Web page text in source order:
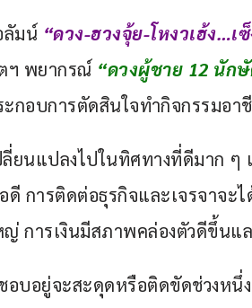
ลัมน์ “ดวง-ฮวงจุ้ย-โหงวเฮ้ง…เ
ฯ พยากรณ์ “ดวงผู้ชาย 12 นัก
ะกอบการตัดสินใจทำกิจกรรมอา
ยนแปลงไปในทิศทางที่ดีมาก ๆ
การติดต่อธุรกิจและเจรจาจะ
การเงินมีสภาพคล่องตัวดีขึ้นแ
อบอยู่จะสะดุดหรือติดขัดช่วงหนึ่